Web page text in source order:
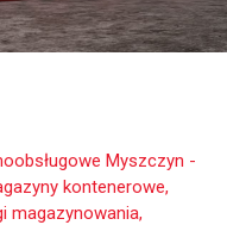
Myszczyn -
kontenerowe,
magazynowania,